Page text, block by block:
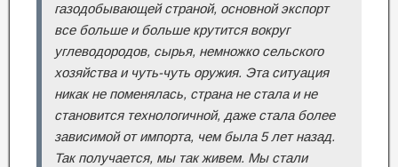
газодобывающей страной, основной экспорт
все больше и больше крутится вокруг
углеводородов, сырья, немножко сельского
хозяйства и чуть-чуть оружия. Эта ситуация
никак не поменялась, страна не стала и не
становится технологичной, даже стала более
зависимой от импорта, чем была 5 лет назад.
Так получается, мы так живем. Мы стали